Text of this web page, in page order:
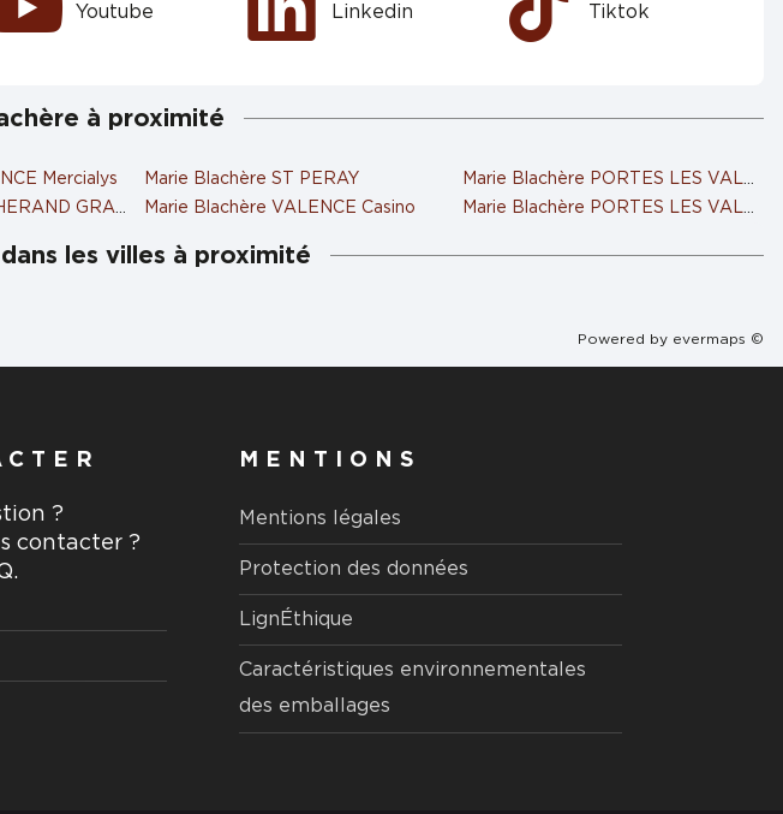
Youtube Linkedin Tiktok
à proximité
Mercialys
GRANGES
Marie Blachère ST PERAY
Marie Blachère VALENCE Casino
Marie Blachère PORTES LES
Marie Blachère PORTES LES
les villes à proximité
Powered by evermaps ©
?
contacter ?
MENTIONS
Mentions légales
Protection des données
LignÉthique
Caractéristiques environnementales
des emballages